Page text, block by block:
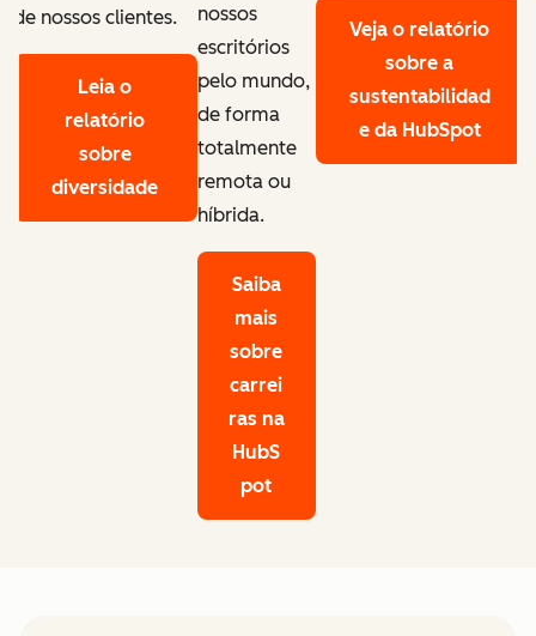
de nossos clientes.
Leia o
relatório
sobre
diversidade
nossos
escritórios
pelo mundo,
de forma
totalmente
remota ou
híbrida.
Saiba
mais
sobre
carrei
ras na
HubS
pot
Veja o relatório
sobre a
sustentabilidad
e da HubSpot